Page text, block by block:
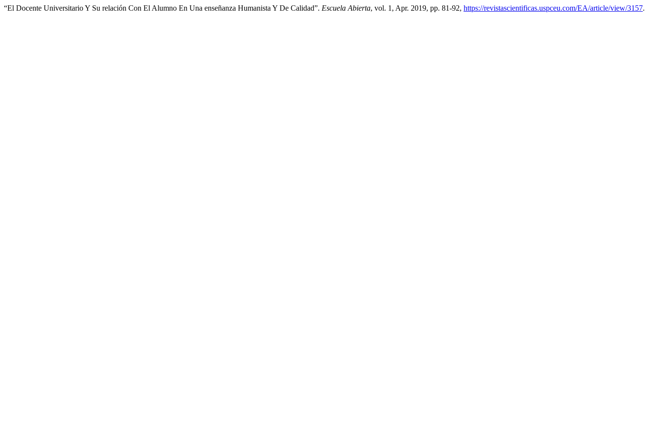
“El Docente Universitario Y Su relación Con El Alumno En Una enseñanza Humanista Y De Calidad”. Escuela Abierta, vol. 1, Apr. 2019, pp. 81-92, https://revistascientificas.uspceu.com/EA/article/view/3157.